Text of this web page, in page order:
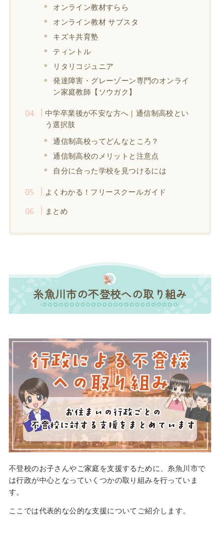
オンライン教材すらら
オンライン教材 サブスタ
キズキ共育塾
ティントル
リタリコジュニア
発達障害・グレーゾーン専門のオンライ
ン家庭教師【ソウガク】
中学卒業後が不安な方へ｜通信制高校とい
う選択肢
通信制高校ってどんなところ？
通信制高校のメリットと注意点
自分に合った学校を見つけるには
よくわかる！フリースクールガイド
まとめ
糸魚川市の不登校への取り組み
不登校のお子さんやご家庭を支援するために、糸魚川市で
は行政が中心となっていくつかの取り組みを行っていま
す。
ここでは代表的な公的な支援についてご紹介します。